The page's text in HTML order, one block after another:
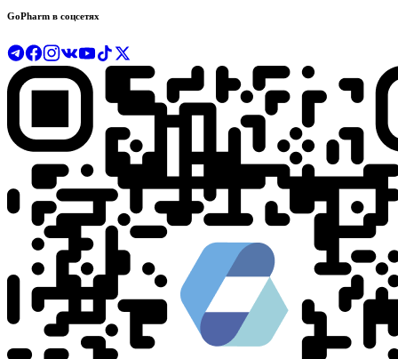
GoPharm в соцсетях